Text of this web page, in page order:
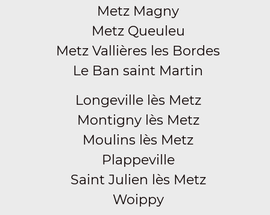
Metz Magny
Metz Queuleu
Metz Vallières les Bordes
Le Ban saint Martin
Longeville lès Metz
Montigny lès Metz
Moulins lès Metz
Plappeville
Saint Julien lès Metz
Woippy